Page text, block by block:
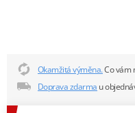
Okamžitá výměna.Co vám
Doprava zdarma u